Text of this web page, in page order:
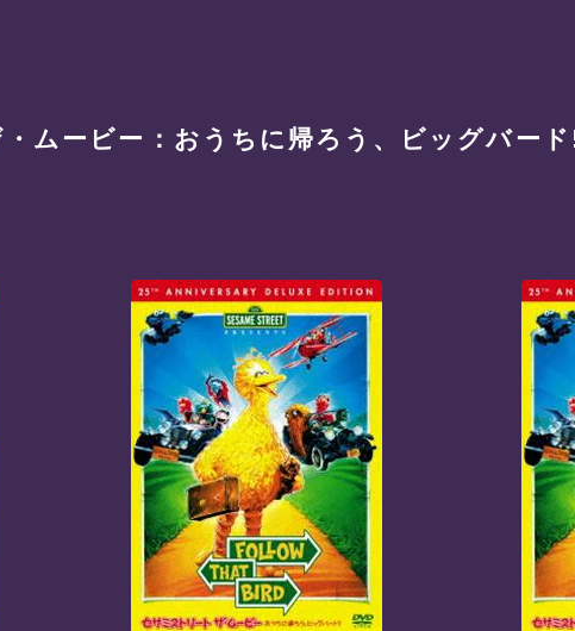
ムービー：おうちに帰ろう、ビッグバー